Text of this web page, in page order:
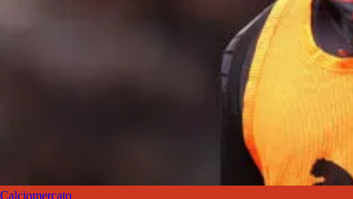
Calciomercato